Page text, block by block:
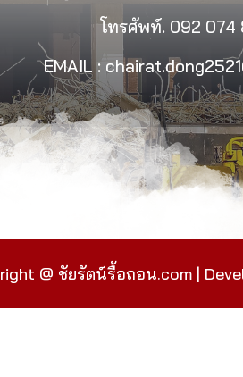
โทรศัพท์. 092 074
EMAIL :
@ ชัยรัตน์รื้อถอน.com |